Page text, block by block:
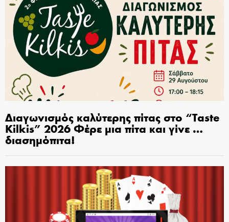
Διαγωνισμός καλύτερης πίτας στο “Taste
Kilkis” 2026 Φέρε μια πίτα και γίνε …
διασημόπιτα!